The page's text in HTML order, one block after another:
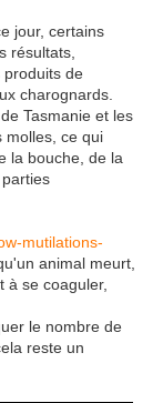
jour, certains
résultats,
produits de
charognards.
Tasmanie et les
molles, ce qui
la bouche, de la
mutilations-
animal meurt,
à se coaguler,
le nombre de
reste un